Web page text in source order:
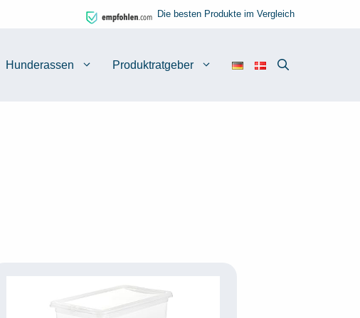
Die besten Produkte im Vergleich
Hunderassen Produktratgeber